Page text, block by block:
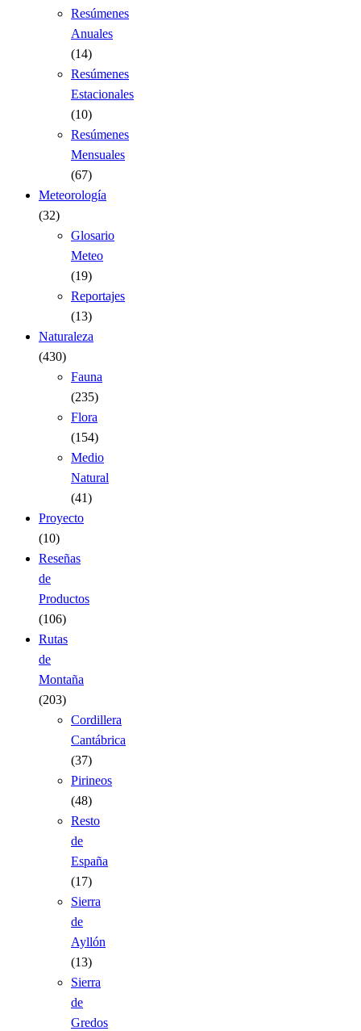
Resúmenes
Anuales
(14)
Resúmenes
Estacionales
(10)
Resúmenes
Mensuales
(67)
Meteorología
(32)
Glosario
Meteo
(19)
Reportajes
(13)
Naturaleza
(430)
Fauna
(235)
Flora
(154)
Medio
Natural
(41)
Proyecto
(10)
Reseñas
de
Productos
(106)
Rutas
de
Montaña
(203)
Cordillera
Cantábrica
(37)
Pirineos
(48)
Resto
de
España
(17)
Sierra
de
Ayllón
(13)
Sierra
de
Gredos